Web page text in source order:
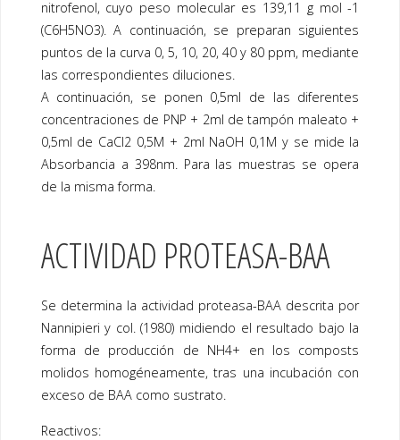
nitrofenol, cuyo peso molecular es 139,11 g mol -1
(C6H5NO3). A continuación, se preparan siguientes
puntos de la curva 0, 5, 10, 20, 40 y 80 ppm, mediante
las correspondientes diluciones.
A continuación, se ponen 0,5ml de las diferentes
concentraciones de PNP + 2ml de tampón maleato +
0,5ml de CaCl2 0,5M + 2ml NaOH 0,1M y se mide la
Absorbancia a 398nm. Para las muestras se opera
de la misma forma.
ACTIVIDAD PROTEASA-BAA
Se determina la actividad proteasa-BAA descrita por
Nannipieri y col. (1980) midiendo el resultado bajo la
forma de producción de NH4+ en los composts
molidos homogéneamente, tras una incubación con
exceso de BAA como sustrato.
Reactivos: